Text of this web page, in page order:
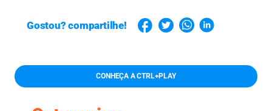
Gostou? compartilhe!
CONHEÇA A CTRL+PLAY